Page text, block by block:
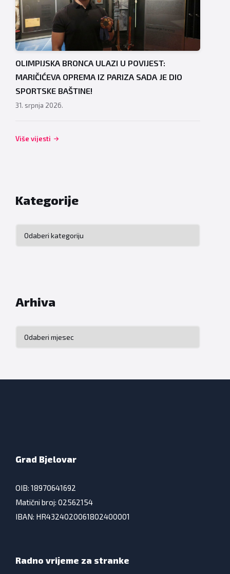
OLIMPIJSKA BRONCA ULAZI U POVIJEST:
MARIČIĆEVA OPREMA IZ PARIZA SADA JE DIO
SPORTSKE BAŠTINE!
31. srpnja 2026.
Više vijesti
Kategorije
Arhiva
Grad Bjelovar
OIB: 18970641692
Matični broj: 02562154
IBAN: HR4324020061802400001
Radno vrijeme za stranke